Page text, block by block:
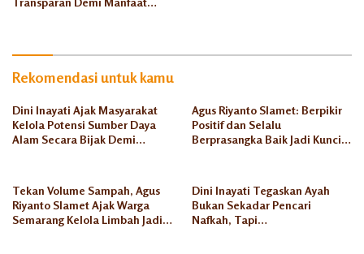
Rekomendasi untuk kamu
Dini Inayati Ajak Masyarakat
Kelola Potensi Sumber Daya
Alam Secara Bijak Demi
Agus Riyanto Slamet: Berpikir
Positif dan Selalu
Berprasangka Baik Jadi Kunci
Tekan Volume Sampah, Agus
Riyanto Slamet Ajak Warga
Semarang Kelola Limbah Jadi
Dini Inayati Tegaskan Ayah
Bukan Sekadar Pencari
Nafkah, Tapi